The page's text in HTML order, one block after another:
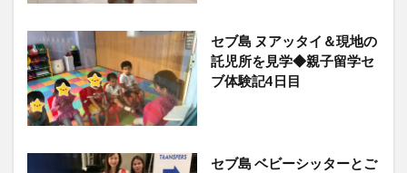
セブ島 ヌアッタイ＆現地の
託児所を見学◆親子留学セ
ブ体験記4日目
セブ島 ベビーシッターとご